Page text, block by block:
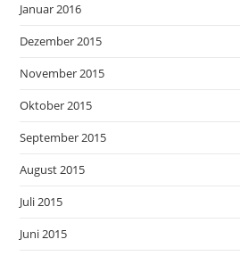
Januar 2016
Dezember 2015
November 2015
Oktober 2015
September 2015
August 2015
Juli 2015
Juni 2015